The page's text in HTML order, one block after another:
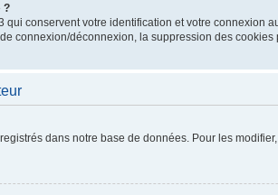
?
conservent votre identification et votre connexion
connexion/déconnexion, la suppression des cookies
dans notre base de données. Pour les